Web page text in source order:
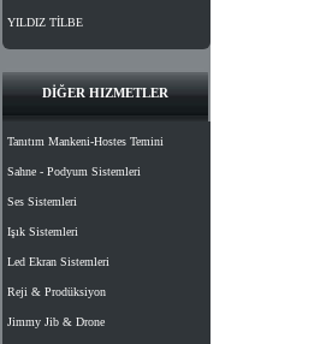
YILDIZ TİLBE
DİĞER HIZMETLER
Tanıtım Mankeni-Hostes Temini
Sahne - Podyum Sistemleri
Ses Sistemleri
Işık Sistemleri
Led Ekran Sistemleri
Reji & Prodüksiyon
Jimmy Jib & Drone